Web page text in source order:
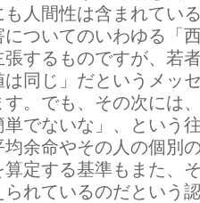
人間性は含まれてい
についてのいわゆる「
するものですが、若
は同じ」だというメッ
。でも、その次には
単でないな」、という
均余命やその人の個別
定する基準もまた、
られているのだという